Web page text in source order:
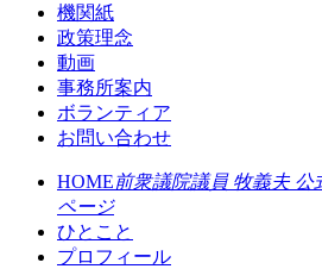
機関紙
政策理念
動画
事務所案内
ボランティア
お問い合わせ
HOME前衆議院議員 牧義夫
ページ
ひとこと
プロフィール